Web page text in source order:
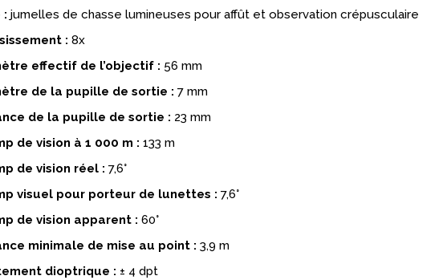
: jumelles de chasse lumineuses pour affût et observation crépusculaire
: 8x
effectif de l’objectif : 56 mm
de la pupille de sortie : 7 mm
de la pupille de sortie : 23 mm
de vision à 1 000 m : 133 m
de vision réel : 7,6°
visuel pour porteur de lunettes : 7,6°
de vision apparent : 60°
minimale de mise au point : 3,9 m
dioptrique : ± 4 dpt